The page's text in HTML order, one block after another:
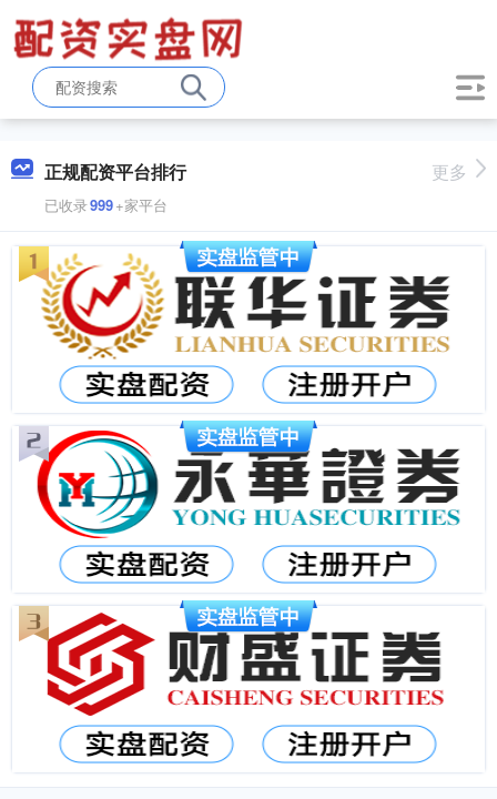
正规配资平台排行
已收录999+家平台
更多